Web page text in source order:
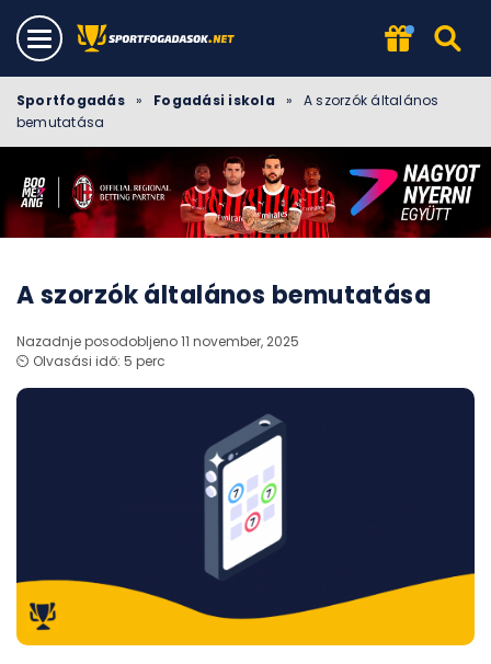
Sportfogadás » Fogadási iskola »
A szorzók általános
bemutatása
A szorzók általános bemutatása
Nazadnje posodobljeno 11 november, 2025
⏲️ Olvasási idő: 5 perc